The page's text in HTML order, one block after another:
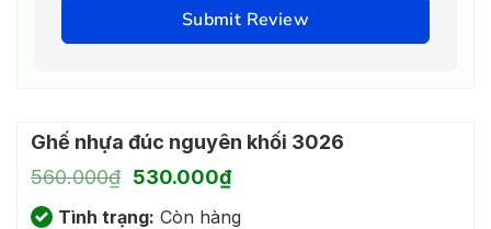
Submit Review
Ghế nhựa đúc nguyên khối 3026
560.000₫ Giá
là:
530.000₫Giá
tại
Tình trạng: Còn hàng